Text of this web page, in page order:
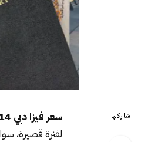
شاركها سعر فيزا دبي 14 يوم
لفترة قصيرة،